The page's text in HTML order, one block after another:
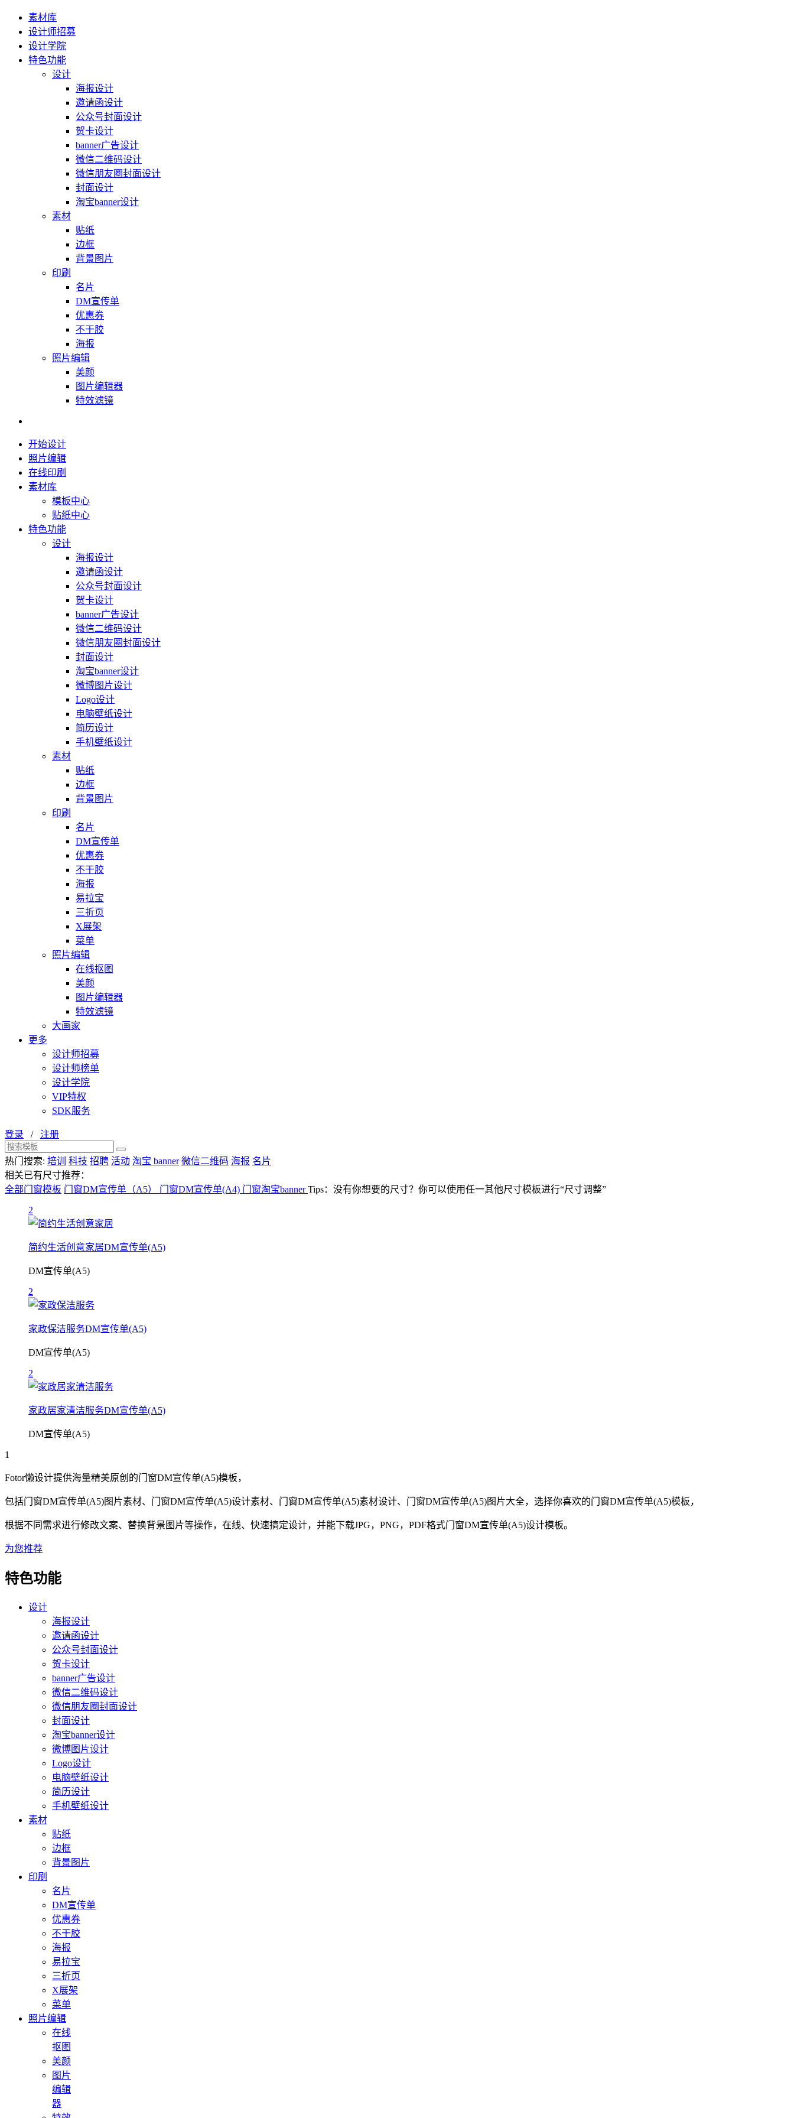
素材库
设计师招募
设计学院
特色功能
设计
海报设计
邀请函设计
公众号封面设计
贺卡设计
banner广告设计
微信二维码设计
微信朋友圈封面设计
封面设计
淘宝banner设计
素材
贴纸
边框
背景图片
印刷
名片
DM宣传单
优惠券
不干胶
海报
照片编辑
美颜
图片编辑器
特效滤镜
开始设计
照片编辑
在线印刷
素材库
模板中心
贴纸中心
特色功能
设计
海报设计
邀请函设计
公众号封面设计
贺卡设计
banner广告设计
微信二维码设计
微信朋友圈封面设计
封面设计
淘宝banner设计
微博图片设计
Logo设计
电脑壁纸设计
简历设计
手机壁纸设计
素材
贴纸
边框
背景图片
印刷
名片
DM宣传单
优惠券
不干胶
海报
易拉宝
三折页
X展架
菜单
照片编辑
在线抠图
美颜
图片编辑器
特效滤镜
大画家
更多
设计师招募
设计师榜单
设计学院
VIP特权
SDK服务
登录 / 注册
热门搜索: 培训 科技 招聘 活动 淘宝 banner 微信二维码 海报 名片
相关已有尺寸推荐：
全部门窗模板 门窗DM宣传单（A5） 门窗DM宣传单(A4) 门窗淘宝bannerTips：没有你想要的尺寸？你可以使用任一其他尺寸模板进行“尺寸调整”
2
简约生活创意家居DM宣传单(A5)
DM宣传单(A5)
2
家政保洁服务DM宣传单(A5)
DM宣传单(A5)
2
家政居家清洁服务DM宣传单(A5)
DM宣传单(A5)
1
Fotor懒设计提供海量精美原创的门窗DM宣传单(A5)模板，
包括门窗DM宣传单(A5)图片素材、 门窗DM宣传单(A5)设计素材、 门窗DM宣传单(A5)素材设计、 门窗DM宣传单(A5)图片大全，选择你喜欢的门窗DM宣传单(A5)模板，
根据不同需求进行修改文案、替换背景图片等操作，在线、快速搞定设计，并能下载JPG，PNG，PDF格式门窗DM宣传单(A5)设计模板。
为您推荐
特色功能
设计
海报设计
邀请函设计
公众号封面设计
贺卡设计
banner广告设计
微信二维码设计
微信朋友圈封面设计
封面设计
淘宝banner设计
微博图片设计
Logo设计
电脑壁纸设计
简历设计
手机壁纸设计
素材
贴纸
边框
背景图片
印刷
名片
DM宣传单
优惠券
不干胶
海报
易拉宝
三折页
X展架
菜单
照片编辑
在线
抠图
美颜
图片
编辑
器